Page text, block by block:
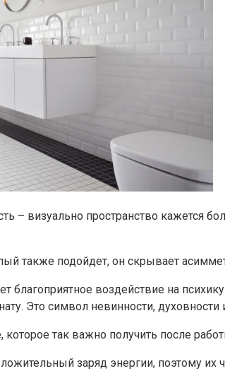
– визуально пространство кажется
также подойдет, он скрывает
благоприятное воздействие на
Это символ невинности, духовности
так важно получить после
заряд энергии, поэтому